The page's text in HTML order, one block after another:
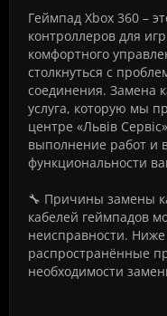
Геймпад Xbox 360 –
контроллеров для
комфортного
столкнуться с
соединения. Замена
услуга, которую мы
центре «Львів
выполнение работ и
функциональности
🔧 Причины замены
кабелей геймпадов
неисправности.
распространённые
необходимости